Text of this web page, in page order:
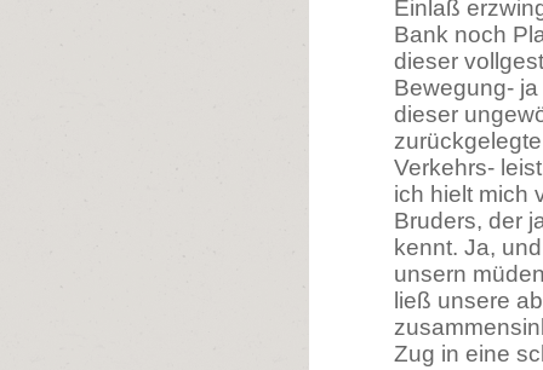
Einlaß
Bank noch
dieser
Bewegung-
dieser
Verkehrs-
ich hielt mich
Bruders, der
kennt. Ja,
unsern
ließ unsere
Zug in eine